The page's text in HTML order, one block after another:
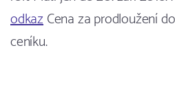
odkazCena za prodloužení
ceníku.